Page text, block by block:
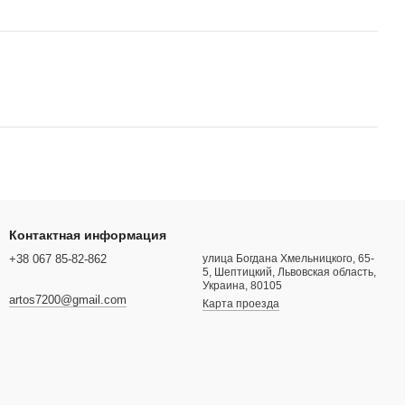
Контактная информация
+38 067 85-82-862
artos7200@gmail.com
улица Богдана Хмельницкого, 65-
5, Шептицкий, Львовская область,
Украина, 80105
Карта проезда